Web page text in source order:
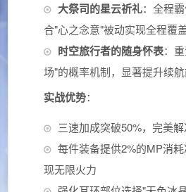
大祭司的星云祈礼：全程
合"心之念意"被动实现全程覆
时空旅行者的随身怀表：
场"的概率机制，显著提升续
实战优势：
三速加成突破50%，完美
每件装备提供2%的MP消
现无限火力